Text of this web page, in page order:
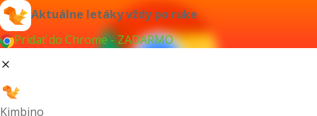
Aktuálne letáky vždy po ruke
Pridať do Chrome - ZADARMO
Kimbino